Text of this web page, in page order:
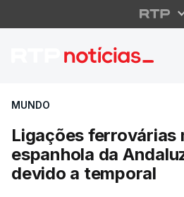
Ligações
MUNDO
Ligações ferrovárias
espanhola da
devido a temporal